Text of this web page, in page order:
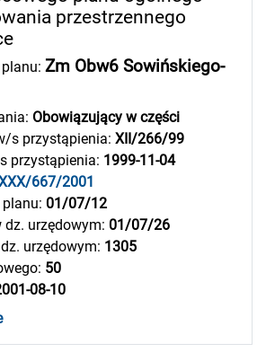
przestrzennego
Zm Obw6 Sowińskiego-
Obowiązujący w części
s przystąpienia: XII/266/99
przystąpienia: 1999-11-04
667/2001
01/07/12
urzędowym: 01/07/26
urzędowym: 1305
50
08-10